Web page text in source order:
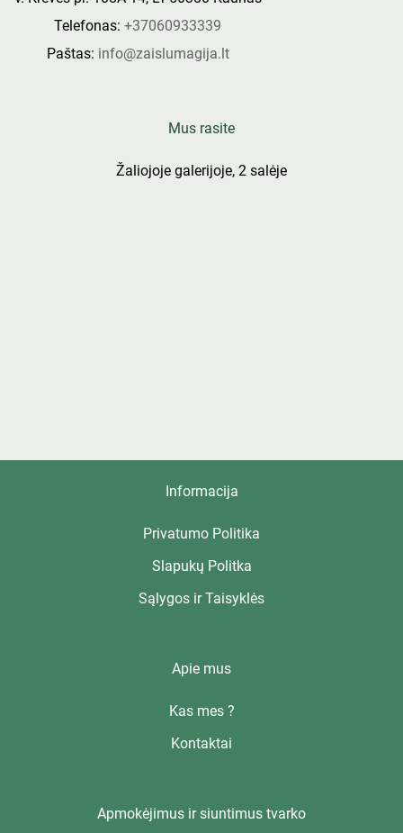
Telefonas: +37060933339
Paštas: info@zaislumagija.lt
Mus rasite
Žaliojoje galerijoje, 2 salėje
Informacija
Privatumo Politika
Slapukų Politka
Sąlygos ir Taisyklės
Apie mus
Kas mes ?
Kontaktai
Apmokėjimus ir siuntimus tvarko